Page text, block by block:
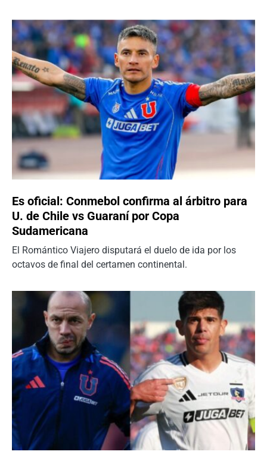
Es oficial: Conmebol confirma al árbitro para
U. de Chile vs Guaraní por Copa
Sudamericana
El Romántico Viajero disputará el duelo de ida por los
octavos de final del certamen continental.